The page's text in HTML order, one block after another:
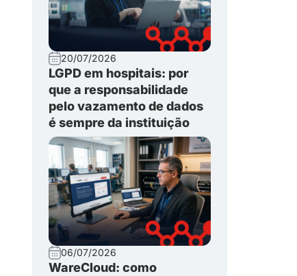
20/07/2026
LGPD em hospitais: por
que a responsabilidade
pelo vazamento de dados
é sempre da instituição
06/07/2026
WareCloud: como